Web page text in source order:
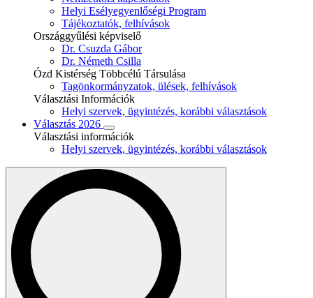
Helyi Esélyegyenlőségi Program
Tájékoztatók, felhívások
Országgyűlési képviselő
Dr. Csuzda Gábor
Dr. Németh Csilla
Ózd Kistérség Többcélú Társulása
Tagönkormányzatok, ülések, felhívások
Választási Információk
Helyi szervek, ügyintézés, korábbi választások
Választás 2026
Választási információk
Helyi szervek, ügyintézés, korábbi választások